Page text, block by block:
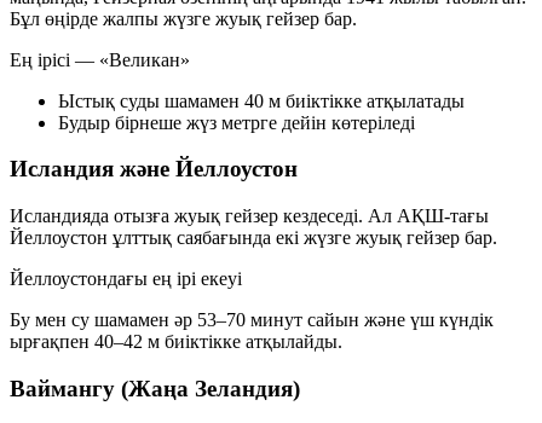
Бұл өңірде жалпы жүзге жуық гейзер бар.
Ең ірісі — «Великан»
Ыстық суды шамамен 40 м биіктікке атқылатады
Будыр бірнеше жүз метрге дейін көтеріледі
Исландия және Йеллоустон
Исландияда отызға жуық гейзер кездеседі. Ал АҚШ-тағы
Йеллоустон ұлттық саябағында екі жүзге жуық гейзер бар.
Йеллоустондағы ең ірі екеуі
Бу мен су шамамен әр 53–70 минут сайын және үш күндік
ырғақпен 40–42 м биіктікке атқылайды.
Ваймангу (Жаңа Зеландия)